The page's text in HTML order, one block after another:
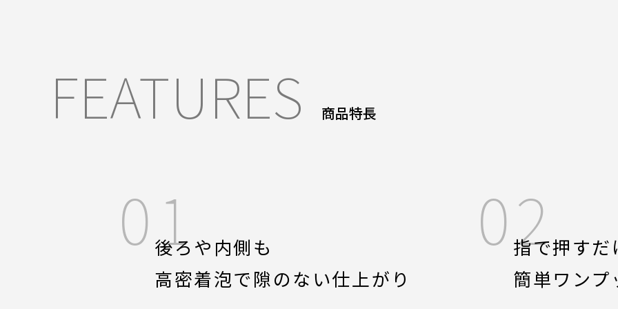
FEATURES 商品特長
01後ろや内側も
高密着泡で隙のない仕上がり
02
指で押すだ
簡単ワンプ